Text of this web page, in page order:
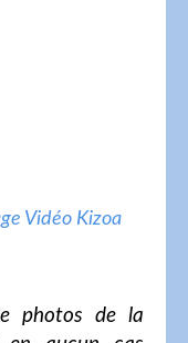
Vidéo Kizoa
photos de la